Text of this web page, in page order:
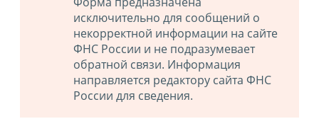
исключительно для сообщений о
некорректной информации на сайте
ФНС России и не подразумевает
обратной связи. Информация
направляется редактору сайта ФНС
России для сведения.